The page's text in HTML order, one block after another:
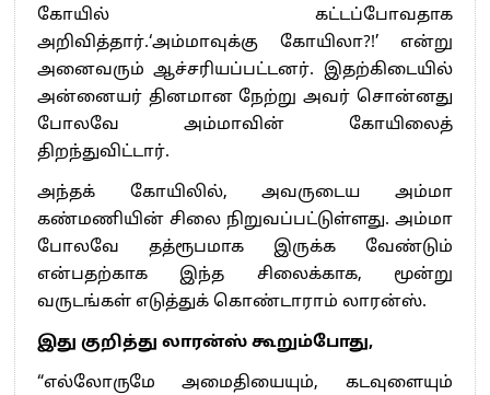
கோயில் கட்டப்போவதாக
அறிவித்தார்.‘அம்மாவுக்கு கோயிலா?!’ என்று
அனைவரும் ஆச்சரியப்பட்டனர். இதற்கிடையில்
அன்னையர் தினமான நேற்று அவர் சொன்னது
போலவே அம்மாவின் கோயிலைத்
திறந்துவிட்டார்.
அந்தக் கோயிலில், அவருடைய அம்மா
கண்மணியின் சிலை நிறுவப்பட்டுள்ளது. அம்மா
போலவே தத்ரூபமாக இருக்க வேண்டும்
என்பதற்காக இந்த சிலைக்காக, மூன்று
வருடங்கள் எடுத்துக் கொண்டாராம் லாரன்ஸ்.
இது குறித்து லாரன்ஸ் கூறும்போது,
“எல்லோருமே அமைதியையும், கடவுளையும்